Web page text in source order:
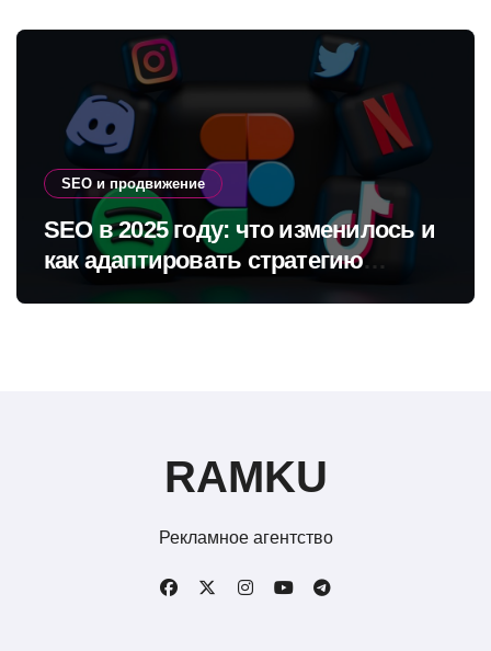
SEO и продвижение
SEO в 2025 году: что изменилось и
как адаптировать стратегию
продвижения
RAMKU
Рекламное агентство